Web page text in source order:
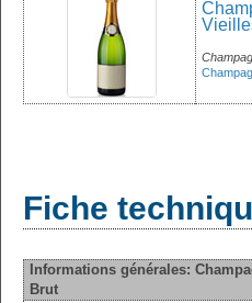
Fiche
Informations générales:
Brut